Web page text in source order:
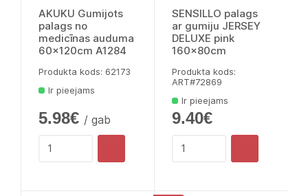
AKUKU Gumijots
palags no
medicīnas auduma
60x120cm A1284
Produkta kods: 62173
Ir pieejams
5.98€ / gab
SENSILLO palags
ar gumiju JERSEY
DELUXE pink
160x80cm
Produkta kods:
ART#72869
Ir pieejams
9.40€